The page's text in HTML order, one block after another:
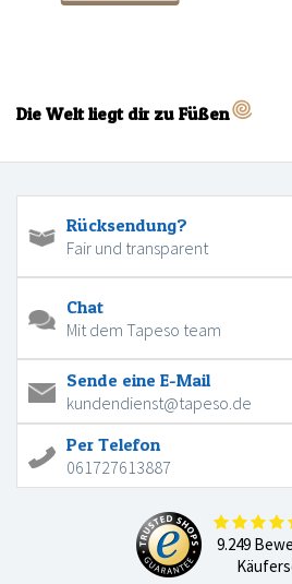
Die Welt liegt dir zu Füßen
Rücksendung?
Fair und transparent
Chat
Mit dem Tapeso team
Sende eine E-Mail
kundendienst@tapeso.de
Per Telefon
061727613887
9.249